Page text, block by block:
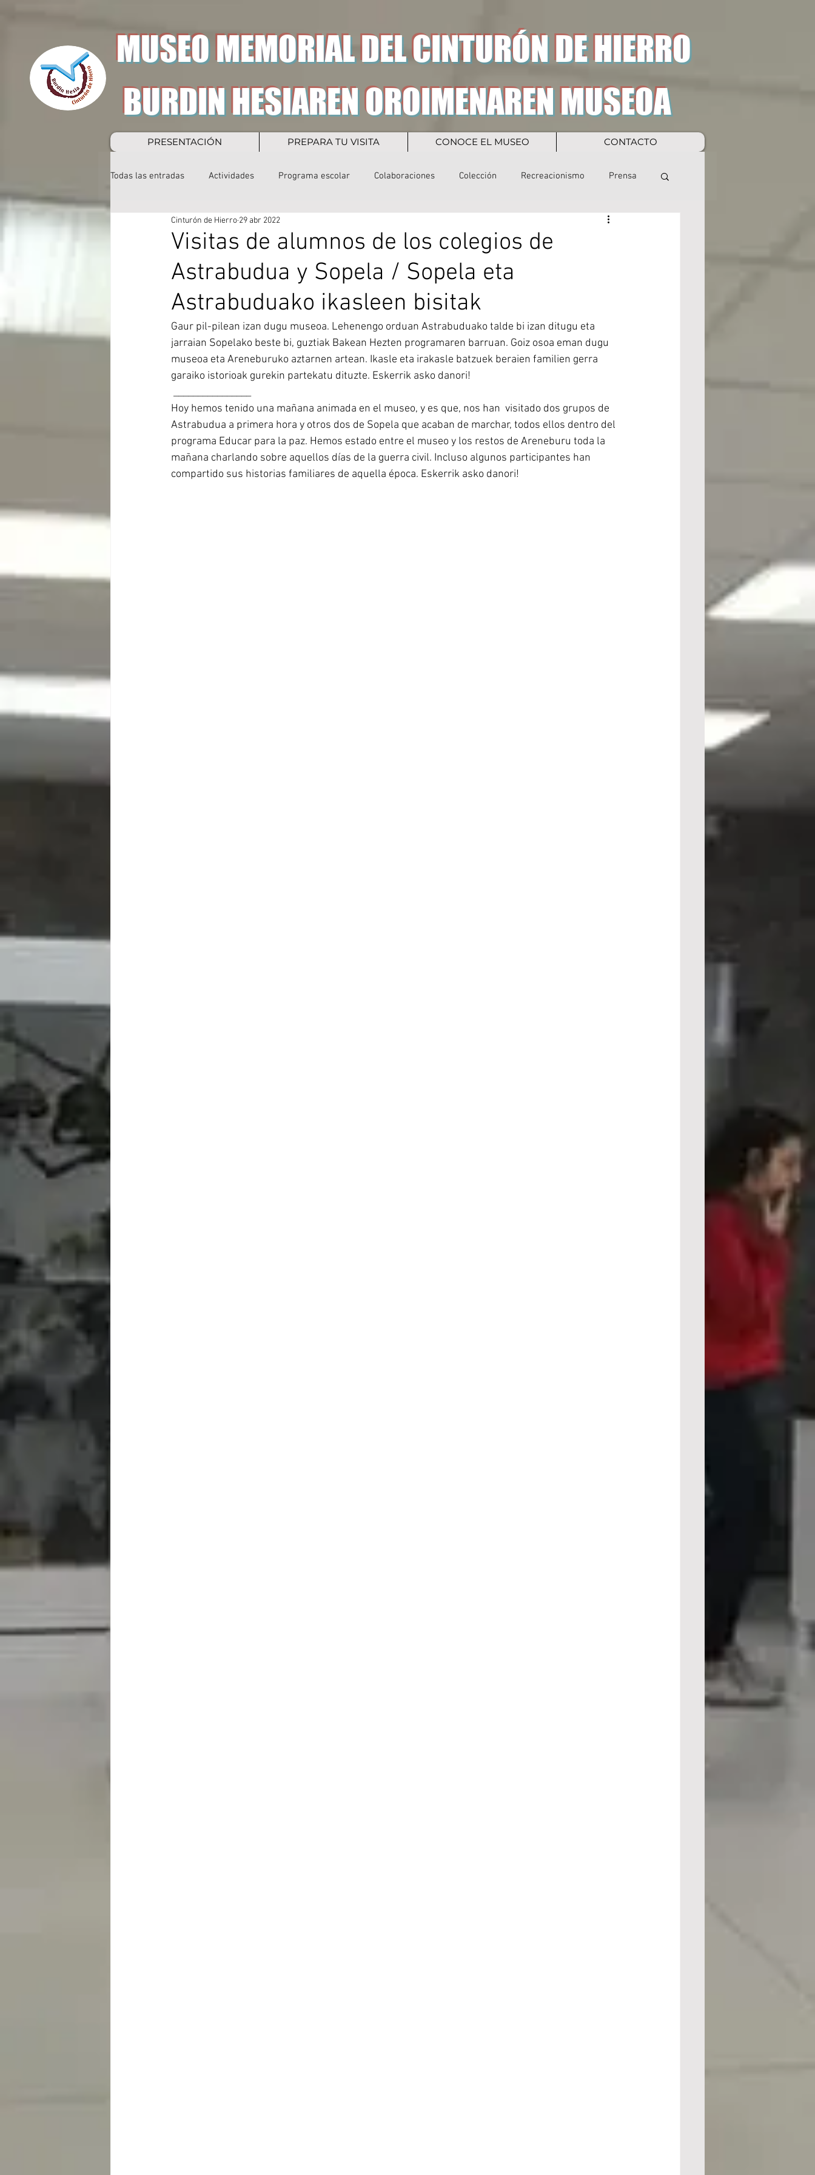
MUSEO MEMORIAL DEL CINTURÓN DE HIERRO
PRESENTACIÓN PREPARA TU VISITA CONOCE EL MUSEO CONTACTO
BURDIN HESIAREN OROIMENAREN MUSEOA
Todas las entradas Actividades Programa escolar Colaboraciones Colección Recreacionismo Prensa
Visitas de alumnos de los colegios de
Astrabudua y Sopela / Sopela eta
Astrabuduako ikasleen bisitak
Cinturón de Hierro 29 abr 2022
Gaur pil-pilean izan dugu museoa. Lehenengo orduan Astrabuduako talde bi izan ditugu eta
jarraian Sopelako beste bi, guztiak Bakean Hezten programaren barruan. Goiz osoa eman dugu
museoa eta Areneburuko aztarnen artean. Ikasle eta irakasle batzuek beraien familien gerra
garaiko istorioak gurekin partekatu dituzte. Eskerrik asko danori!
Hoy hemos tenido una mañana animada en el museo, y es que, nos han  visitado dos grupos de
Astrabudua a primera hora y otros dos de Sopela que acaban de marchar, todos ellos dentro del
programa Educar para la paz. Hemos estado entre el museo y los restos de Areneburu toda la
mañana charlando sobre aquellos días de la guerra civil. Incluso algunos participantes han
compartido sus historias familiares de aquella época. Eskerrik asko danori!